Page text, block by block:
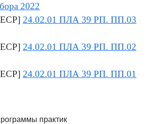
2022
24.02.01 ПЛА 39 РП. ПП.03
24.02.01 ПЛА 39 РП. ПП.02
24.02.01 ПЛА 39 РП. ПП.01
практик